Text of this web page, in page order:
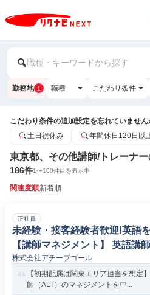
職種・キーワードから探す
勤務地 1 職種 こだわり条件
こだわり条件の追加設定を忘れていません
土日祝休み
年間休日120日以
東京都、その他講師/トレーナ
186件1〜100件目を表示中
関連度順新着順
正社員
未経験・接客経験者歓迎!英語
【講師マネジメント】 英語講
株式会社アチーブゴール
【初期配属は関東エリア担当を想定
師（ALT）のマネジメントを中...